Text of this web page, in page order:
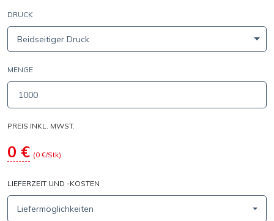
DRUCK
Beidseitiger Druck
MENGE
PREIS INKL. MWST.
0 € (0€/Stk)
LIEFERZEIT UND -KOSTEN
Liefermöglichkeiten